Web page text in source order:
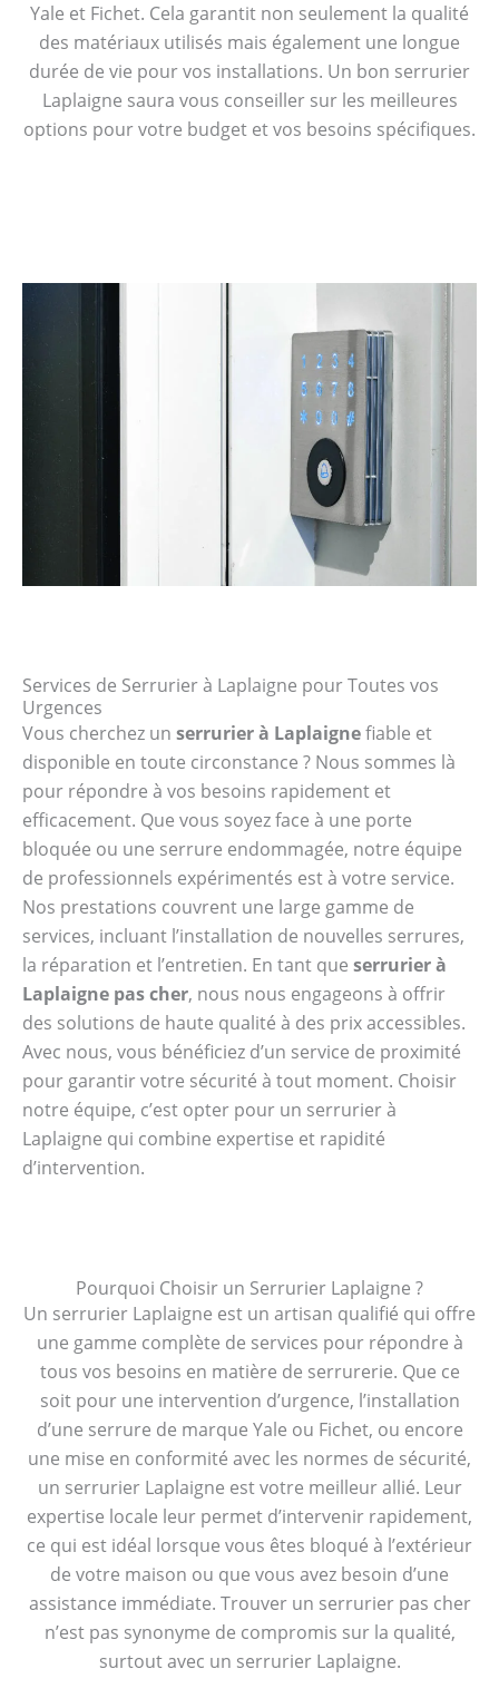
Yale et Fichet. Cela garantit non seulement la qualité
des matériaux utilisés mais également une longue
durée de vie pour vos installations. Un bon serrurier
Laplaigne saura vous conseiller sur les meilleures
options pour votre budget et vos besoins spécifiques.
Services de Serrurier à Laplaigne pour Toutes vos
Urgences
Vous cherchez un serrurier à Laplaignefiable et
disponible en toute circonstance ? Nous sommes là
pour répondre à vos besoins rapidement et
efficacement. Que vous soyez face à une porte
bloquée ou une serrure endommagée, notre équipe
de professionnels expérimentés est à votre service.
Nos prestations couvrent une large gamme de
services, incluant l’installation de nouvelles serrures,
la réparation et l’entretien. En tant que serrurier à
Laplaigne pas cher, nous nous engageons à offrir
des solutions de haute qualité à des prix accessibles.
Avec nous, vous bénéficiez d’un service de proximité
pour garantir votre sécurité à tout moment. Choisir
notre équipe, c’est opter pour un serrurier à
Laplaigne qui combine expertise et rapidité
d’intervention.
Pourquoi Choisir un Serrurier Laplaigne ?
Un serrurier Laplaigne est un artisan qualifié qui offre
une gamme complète de services pour répondre à
tous vos besoins en matière de serrurerie. Que ce
soit pour une intervention d’urgence, l’installation
d’une serrure de marque Yale ou Fichet, ou encore
une mise en conformité avec les normes de sécurité,
un serrurier Laplaigne est votre meilleur allié. Leur
expertise locale leur permet d’intervenir rapidement,
ce qui est idéal lorsque vous êtes bloqué à l’extérieur
de votre maison ou que vous avez besoin d’une
assistance immédiate. Trouver un serrurier pas cher
n’est pas synonyme de compromis sur la qualité,
surtout avec un serrurier Laplaigne.